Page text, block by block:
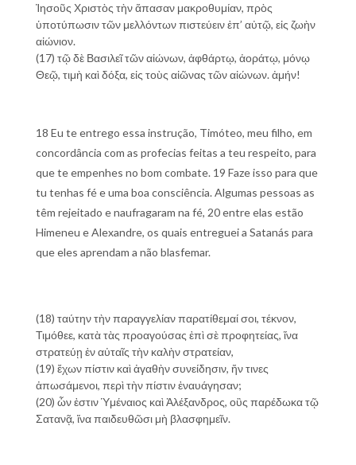
Ἰησοῦς Χριστὸς τὴν ἅπασαν μακροθυμίαν, πρὸς
ὑποτύπωσιν τῶν μελλόντων πιστεύειν ἐπ’ αὐτῷ, εἰς ζωὴν
αἰώνιον.
(17) τῷ δὲ Βασιλεῖ τῶν αἰώνων, ἀφθάρτῳ, ἀοράτῳ, μόνῳ
Θεῷ, τιμὴ καὶ δόξα, εἰς τοὺς αἰῶνας τῶν αἰώνων. ἀμήν!
18 Eu te entrego essa instrução, Timóteo, meu filho, em
concordância com as profecias feitas a teu respeito, para
que te empenhes no bom combate. 19 Faze isso para que
tu tenhas fé e uma boa consciência. Algumas pessoas as
têm rejeitado e naufragaram na fé, 20 entre elas estão
Himeneu e Alexandre, os quais entreguei a Satanás para
que eles aprendam a não blasfemar.
(18) ταύτην τὴν παραγγελίαν παρατίθεμαί σοι, τέκνον,
Τιμόθεε, κατὰ τὰς προαγούσας ἐπὶ σὲ προφητείας, ἵνα
στρατεύῃ ἐν αὐταῖς τὴν καλὴν στρατείαν,
(19) ἔχων πίστιν καὶ ἀγαθὴν συνείδησιν, ἥν τινες
ἀπωσάμενοι, περὶ τὴν πίστιν ἐναυάγησαν;
(20) ὧν ἐστιν Ὑμέναιος καὶ Ἀλέξανδρος, οὓς παρέδωκα τῷ
Σατανᾷ, ἵνα παιδευθῶσι μὴ βλασφημεῖν.